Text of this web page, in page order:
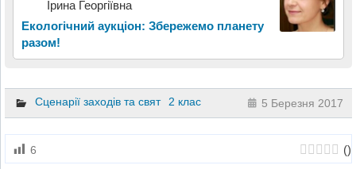
Ірина Георгіївна
Екологічний аукціон: Збережемо планету
разом!
Сценарії заходів та свят 2 клас 5 Березня 2017
6 ()